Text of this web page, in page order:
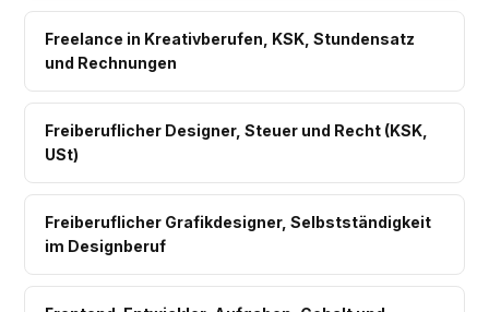
Freelance in Kreativberufen, KSK, Stundensatz
und Rechnungen
Freiberuflicher Designer, Steuer und Recht (KSK,
USt)
Freiberuflicher Grafikdesigner, Selbstständigkeit
im Designberuf